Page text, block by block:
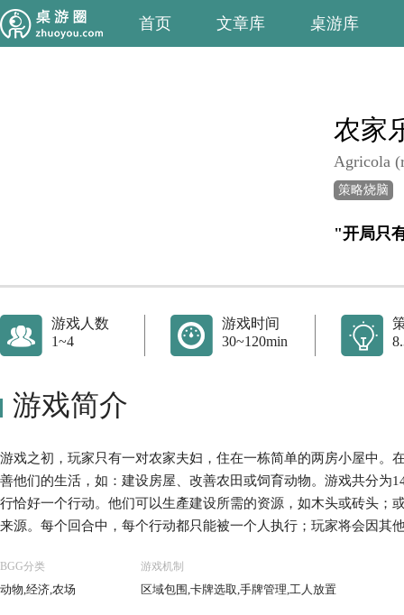
首页 文章库 桌游库
农家
Agricola
策略烧脑
"开局只
游戏人数
1~4
游戏时间
30~120min
游戏简介
游戏之初，玩家只有一对农家夫妇，住在一栋简单的两房小屋中。
善他们的生活，如：建设房屋、改善农田或饲育动物。游戏共分为
行恰好一个行动。他们可以生產建设所需的资源，如木头或砖头；
来源。每个回合中，每个行动都只能被一个人执行；玩家将会因其
与栅栏、麦子、蔬菜、绵羊、野猪与牛的数量进行计分。房屋的扩
业与发展卡，也会带来额外的分数。
BGG分类
动物,经济,农场
游戏机制
区域包围,卡牌选取,手牌管理,工人放置